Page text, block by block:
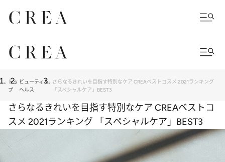
トッ
プ
ビューティ＆
ヘルス
さらなるきれいを目指す特別なケア CREAベストコスメ 2021ランキング
「スペシャルケア」BEST3
さらなるきれいを目指す特別なケア CREAベストコ
スメ 2021ランキング 「スペシャルケア」BEST3